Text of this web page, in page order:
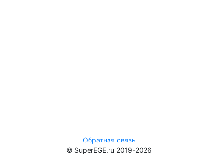
Обратная связь
© SuperEGE.ru 2019-2026